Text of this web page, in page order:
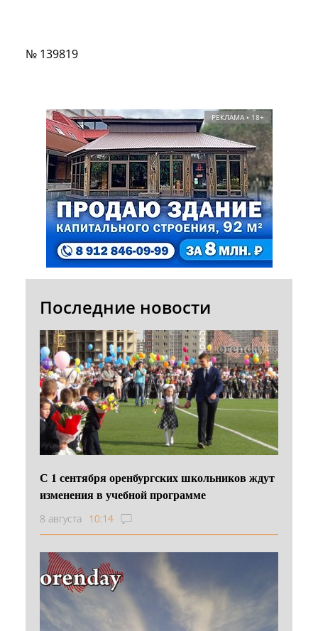
№ 139819
РЕКЛАМА • 18+
Последние новости
С 1 сентября оренбургских школьников ждут
изменения в учебной программе
8 августа 10:14